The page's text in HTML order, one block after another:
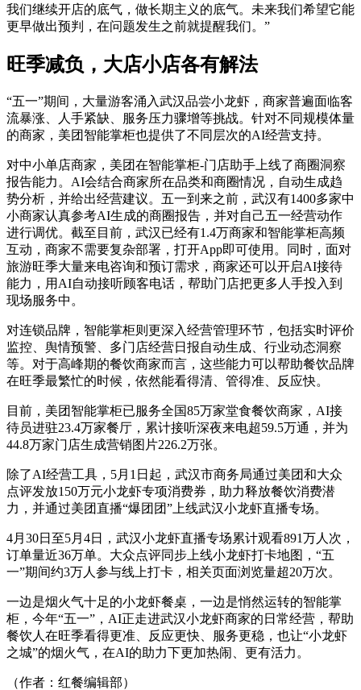
我们继续开店的底气，做长期主义的底气。未来我们希望它能
更早做出预判，在问题发生之前就提醒我们。”
旺季减负，大店小店各有解法
“五一”期间，大量游客涌入武汉品尝小龙虾，商家普遍面临客
流暴涨、人手紧缺、服务压力骤增等挑战。针对不同规模体量
的商家，美团智能掌柜也提供了不同层次的AI经营支持。
对中小单店商家，美团在智能掌柜-门店助手上线了商圈洞察
报告能力。AI会结合商家所在品类和商圈情况，自动生成趋
势分析，并给出经营建议。五一到来之前，武汉有1400多家中
小商家认真参考AI生成的商圈报告，并对自己五一经营动作
进行调优。截至目前，武汉已经有1.4万商家和智能掌柜高频
互动，商家不需要复杂部署，打开App即可使用。同时，面对
旅游旺季大量来电咨询和预订需求，商家还可以开启AI接待
能力，用AI自动接听顾客电话，帮助门店把更多人手投入到
现场服务中。
对连锁品牌，智能掌柜则更深入经营管理环节，包括实时评价
监控、舆情预警、多门店经营日报自动生成、行业动态洞察
等。对于高峰期的餐饮商家而言，这些能力可以帮助餐饮品牌
在旺季最繁忙的时候，依然能看得清、管得准、反应快。
目前，美团智能掌柜已服务全国85万家堂食餐饮商家，AI接
待员进驻23.4万家餐厅，累计接听深夜来电超59.5万通，并为
44.8万家门店生成营销图片226.2万张。
除了AI经营工具，5月1日起，武汉市商务局通过美团和大众
点评发放150万元小龙虾专项消费券，助力释放餐饮消费潜
力，并通过美团直播“爆团团”上线武汉小龙虾直播专场。
4月30日至5月4日，武汉小龙虾直播专场累计观看891万人次，
订单量近36万单。大众点评同步上线小龙虾打卡地图，“五
一”期间约3万人参与线上打卡，相关页面浏览量超20万次。
一边是烟火气十足的小龙虾餐桌，一边是悄然运转的智能掌
柜，今年“五一”，AI正走进武汉小龙虾商家的日常经营，帮助
餐饮人在旺季看得更准、反应更快、服务更稳，也让“小龙虾
之城”的烟火气，在AI的助力下更加热闹、更有活力。
（作者：红餐编辑部）